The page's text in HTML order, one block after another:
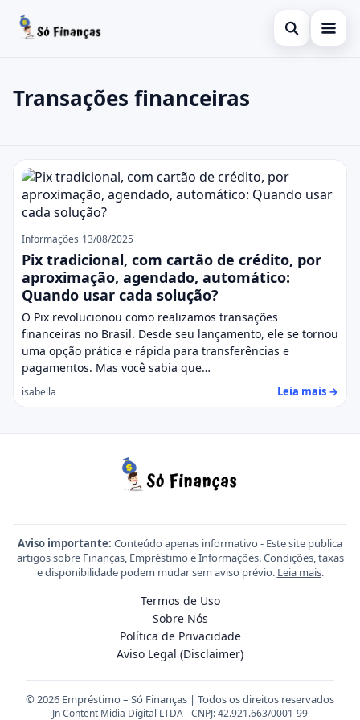
Abrir busca
Informações
Investimentos
Consignado
Pessoal
Buscar no site
Pressione Enter para buscar ou ESC para fechar.
Transações financeiras
Transações financeiras
Informações 13/08/2025
Pix tradicional, com cartão de crédito, por
aproximação, agendado, automático:
Quando usar cada solução?
O Pix revolucionou como realizamos transações
financeiras no Brasil. Desde seu lançamento, ele se tornou
uma opção prática e rápida para transferências e
pagamentos. Mas você sabia que…
isabella Leia mais →
Aviso importante: Conteúdo apenas informativo - Este site publica
artigos sobre Finanças, Empréstimo e Informações. Condições, taxas
e disponibilidade podem mudar sem aviso prévio. Leia mais.
Termos de Uso
Sobre Nós
Política de Privacidade
Aviso Legal (Disclaimer)
© 2026 Empréstimo – Só Finanças | Todos os direitos reservados
Jn Content Midia Digital LTDA - CNPJ: 42.921.663/0001-99